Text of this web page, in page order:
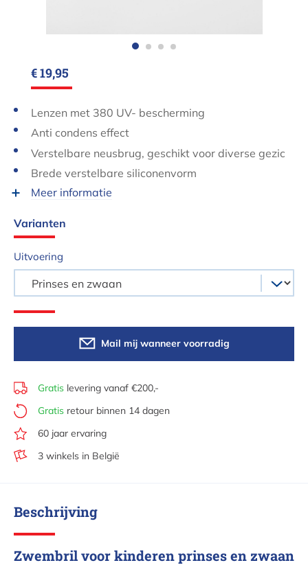
€ 19,95
Lenzen met 380 UV- bescherming
Anti condens effect
Verstelbare neusbrug, geschikt voor diverse gezic
htsvormen.
Brede verstelbare siliconenvorm
Meer informatie
Varianten
Uitvoering
Mail mij wanneer voorradig
Gratis levering vanaf €200,-
Gratis retour binnen 14 dagen
60 jaar ervaring
3 winkels in België
Beschrijving
Zwembril voor kinderen prinses en zwaan